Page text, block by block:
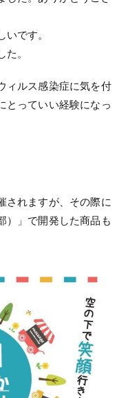
です。
。
ィルス感染症に気を付
とっていい経験になっ
されますが、その際に
）」で開発した商品も